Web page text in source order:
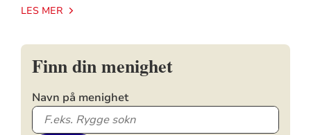
LES MER
Finn din menighet
Navn på menighet